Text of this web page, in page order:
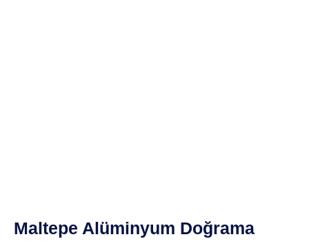
Maltepe Alüminyum Doğrama